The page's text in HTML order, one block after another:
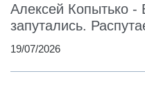
Алексей Копытько -
запутались.
19/07/2026